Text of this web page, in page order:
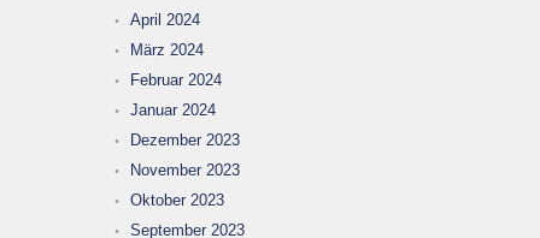
April 2024
März 2024
Februar 2024
Januar 2024
Dezember 2023
November 2023
Oktober 2023
September 2023